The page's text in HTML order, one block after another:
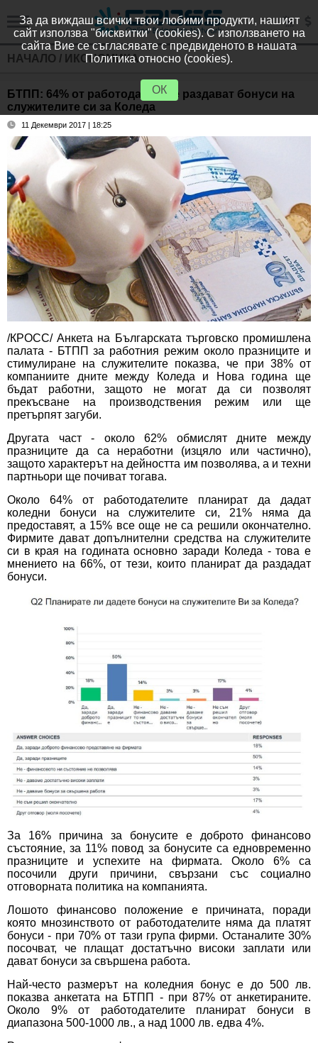
НАЧАЛО / ИКОНОМИКА
БТПП: 64% от работодателите раздават бонуси на
служителите си за Коледа
11 Декември 2017 | 18:25
/КРОСС/ Анкета на Българската търговско промишлена
палата - БТПП за работния режим около празниците и
стимулиране на служителите показва, че при 38% от
компаниите дните между Коледа и Нова година ще
бъдат работни, защото не могат да си позволят
прекъсване на производствения режим или ще
претърпят загуби.
Другата част - около 62% обмислят дните между
празниците да са неработни (изцяло или частично),
защото характерът на дейността им позволява, а и техни
партньори ще почиват тогава.
Около 64% от работодателите планират да дадат
коледни бонуси на служителите си, 21% няма да
предоставят, а 15% все още не са решили окончателно.
Фирмите дават допълнителни средства на служителите
си в края на годината основно заради Коледа - това е
мнението на 66%, от тези, които планират да раздадат
бонуси.
За 16% причина за бонусите е доброто финансово
състояние, за 11% повод за бонусите са едновременно
празниците и успехите на фирмата. Около 6% са
посочили други причини, свързани със социално
отговорната политика на компанията.
Лошото финансово положение е причината, поради
която мнозинството от работодателите няма да платят
бонуси - при 70% от тази група фирми. Останалите 30%
посочват, че плащат достатъчно високи заплати или
дават бонуси за свършена работа.
Най-често размерът на коледния бонус е до 500 лв.
показва анкетата на БТПП - при 87% от анкетираните.
Около 9% от работодателите планират бонуси в
диапазона 500-1000 лв., а над 1000 лв. едва 4%.
За да виждаш всички твои любими продукти, нашият
сайт използва "бисквитки" (cookies). С използването на
сайта Вие се съгласявате с предвиденото в нашата
Политика относно (cookies).
ОК